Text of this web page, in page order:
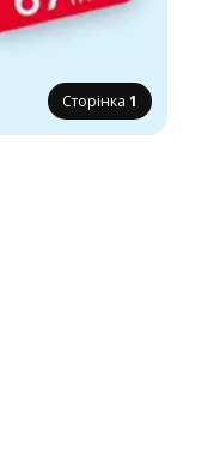
Сторінка 1